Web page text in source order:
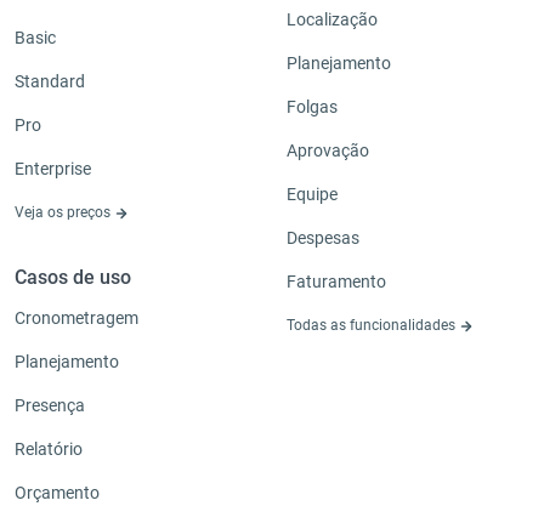
Basic
Standard
Pro
Enterprise
Veja os preços
Casos de uso
Cronometragem
Planejamento
Presença
Relatório
Orçamento
Localização
Planejamento
Folgas
Aprovação
Equipe
Despesas
Faturamento
Todas as funcionalidades